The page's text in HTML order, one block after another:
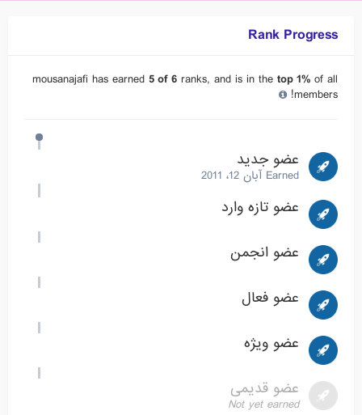
Rank Progress
mousanajafi has earned 5 of 6 ranks, and is in the top 1% of all
members!
عضو جدید
Earned آبان 12، 2011
عضو تازه وارد
عضو انجمن
عضو فعال
عضو ویژه
عضو قدیمی
Not yet earned